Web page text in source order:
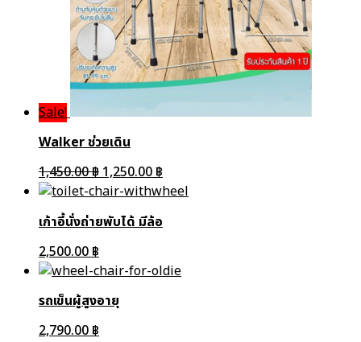
Sale!
Walker ช่วยเดิน
1,450.00฿1,250.00฿
เก้าอี้นั่งถ่ายพับได้ มีล้อ
2,500.00฿
รถเข็นผู้สูงอายุ
2,790.00฿